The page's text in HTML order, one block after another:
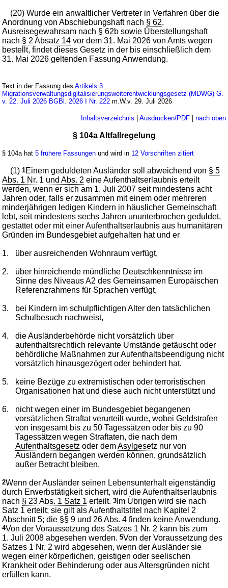
(20) Wurde ein anwaltlicher Vertreter in Verfahren über die
Anordnung von Abschiebungshaft nach § 62,
Ausreisegewahrsam nach § 62b sowie Überstellungshaft
nach § 2 Absatz 14 vor dem 31. Mai 2026 von Amts wegen
bestellt, findet dieses Gesetz in der bis einschließlich dem
31. Mai 2026 geltenden Fassung Anwendung.
Text in der Fassung desArtikels 3
Migrationsverwaltungsdigitalisierungsweiterentwicklungsgesetz (MDWG) G.
v. 22. Juli 2026 BGBl. 2026 I Nr. 222 m.W.v. 29. Juli 2026
Inhaltsverzeichnis Ausdrucken/PDF| nach oben
§ 104a Altfallregelung
§ 104a hat5 frühere Fassungen und wird in 12 Vorschriften zitiert
(1)1Einem geduldeten Ausländer soll abweichend von § 5
Abs. 1 Nr. 1 und Abs. 2 eine Aufenthaltserlaubnis erteilt
werden, wenn er sich am 1. Juli 2007 seit mindestens acht
Jahren oder, falls er zusammen mit einem oder mehreren
minderjährigen ledigen Kindern in häuslicher Gemeinschaft
lebt, seit mindestens sechs Jahren ununterbrochen geduldet,
gestattet oder mit einer Aufenthaltserlaubnis aus humanitären
Gründen im Bundesgebiet aufgehalten hat und er
1. über ausreichenden Wohnraum verfügt,
2.
über hinreichende mündliche Deutschkenntnisse im
Sinne des Niveaus A2 des Gemeinsamen Europäischen
Referenzrahmens für Sprachen verfügt,
3.
bei Kindern im schulpflichtigen Alter den tatsächlichen
Schulbesuch nachweist,
4.
die Ausländerbehörde nicht vorsätzlich über
aufenthaltsrechtlich relevante Umstände getäuscht oder
behördliche Maßnahmen zur Aufenthaltsbeendigung nicht
vorsätzlich hinausgezögert oder behindert hat,
5.
keine Bezüge zu extremistischen oder terroristischen
Organisationen hat und diese auch nicht unterstützt und
6.
nicht wegen einer im Bundesgebiet begangenen
vorsätzlichen Straftat verurteilt wurde, wobei Geldstrafen
von insgesamt bis zu 50 Tagessätzen oder bis zu 90
Tagessätzen wegen Straftaten, die nach dem
Aufenthaltsgesetz oder demAsylgesetz nur von
Ausländern begangen werden können, grundsätzlich
außer Betracht bleiben.
2Wenn der Ausländer seinen Lebensunterhalt eigenständig
durch Erwerbstätigkeit sichert, wird die Aufenthaltserlaubnis
nach § 23 Abs. 1 Satz 1 erteilt.3 Im Übrigen wird sie nach
Satz 1 erteilt; sie gilt als Aufenthaltstitel nach Kapitel 2
Abschnitt 5; die §§ 9 und 26 Abs. 4 finden keine Anwendung.
4Von der Voraussetzung des Satzes 1 Nr. 2 kann bis zum
1. Juli 2008 abgesehen werden.5Von der Voraussetzung des
Satzes 1 Nr. 2 wird abgesehen, wenn der Ausländer sie
wegen einer körperlichen, geistigen oder seelischen
Krankheit oder Behinderung oder aus Altersgründen nicht
erfüllen kann.